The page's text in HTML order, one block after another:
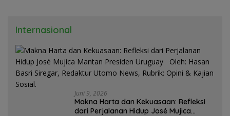
Internasional
Juni 9, 2026
Makna Harta dan Kekuasaan: Refleksi
dari Perjalanan Hidup José Mujica